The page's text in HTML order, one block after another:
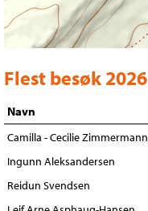
Flest besøk 2026
Navn
Camilla - Cecilie Zimmermann
Ingunn Aleksandersen
Reidun Svendsen